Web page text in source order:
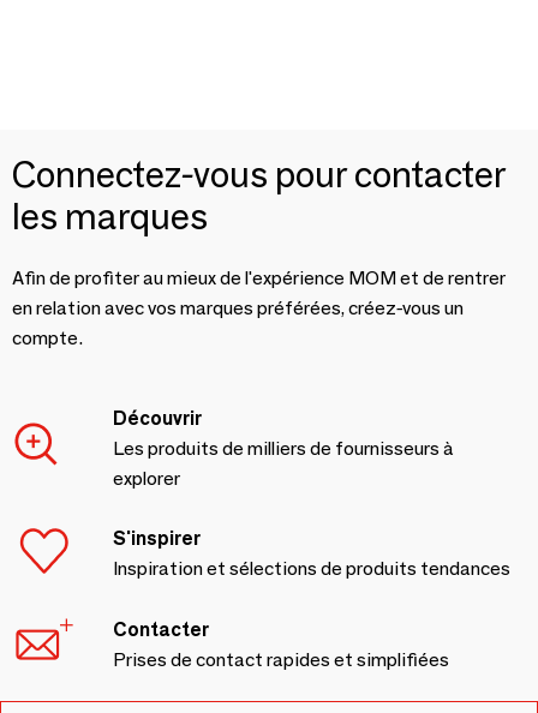
Connectez-vous pour contacter
les marques
Afin de profiter au mieux de l'expérience MOM et de rentrer
en relation avec vos marques préférées, créez-vous un
compte.
Découvrir
Les produits de milliers de fournisseurs à
explorer
S'inspirer
Inspiration et sélections de produits tendances
Contacter
Prises de contact rapides et simplifiées